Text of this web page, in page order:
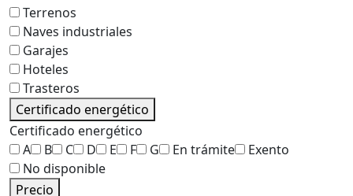
Terrenos
Naves industriales
Garajes
Hoteles
Trasteros
Certificado energético
Certificado energético
A
B C D E F G En trámite
Exento
No disponible
Precio